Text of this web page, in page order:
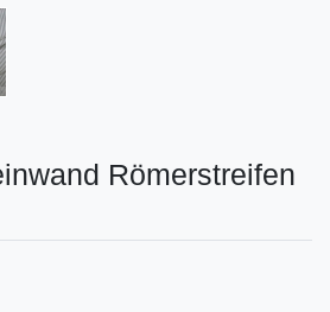
Römerstreifen